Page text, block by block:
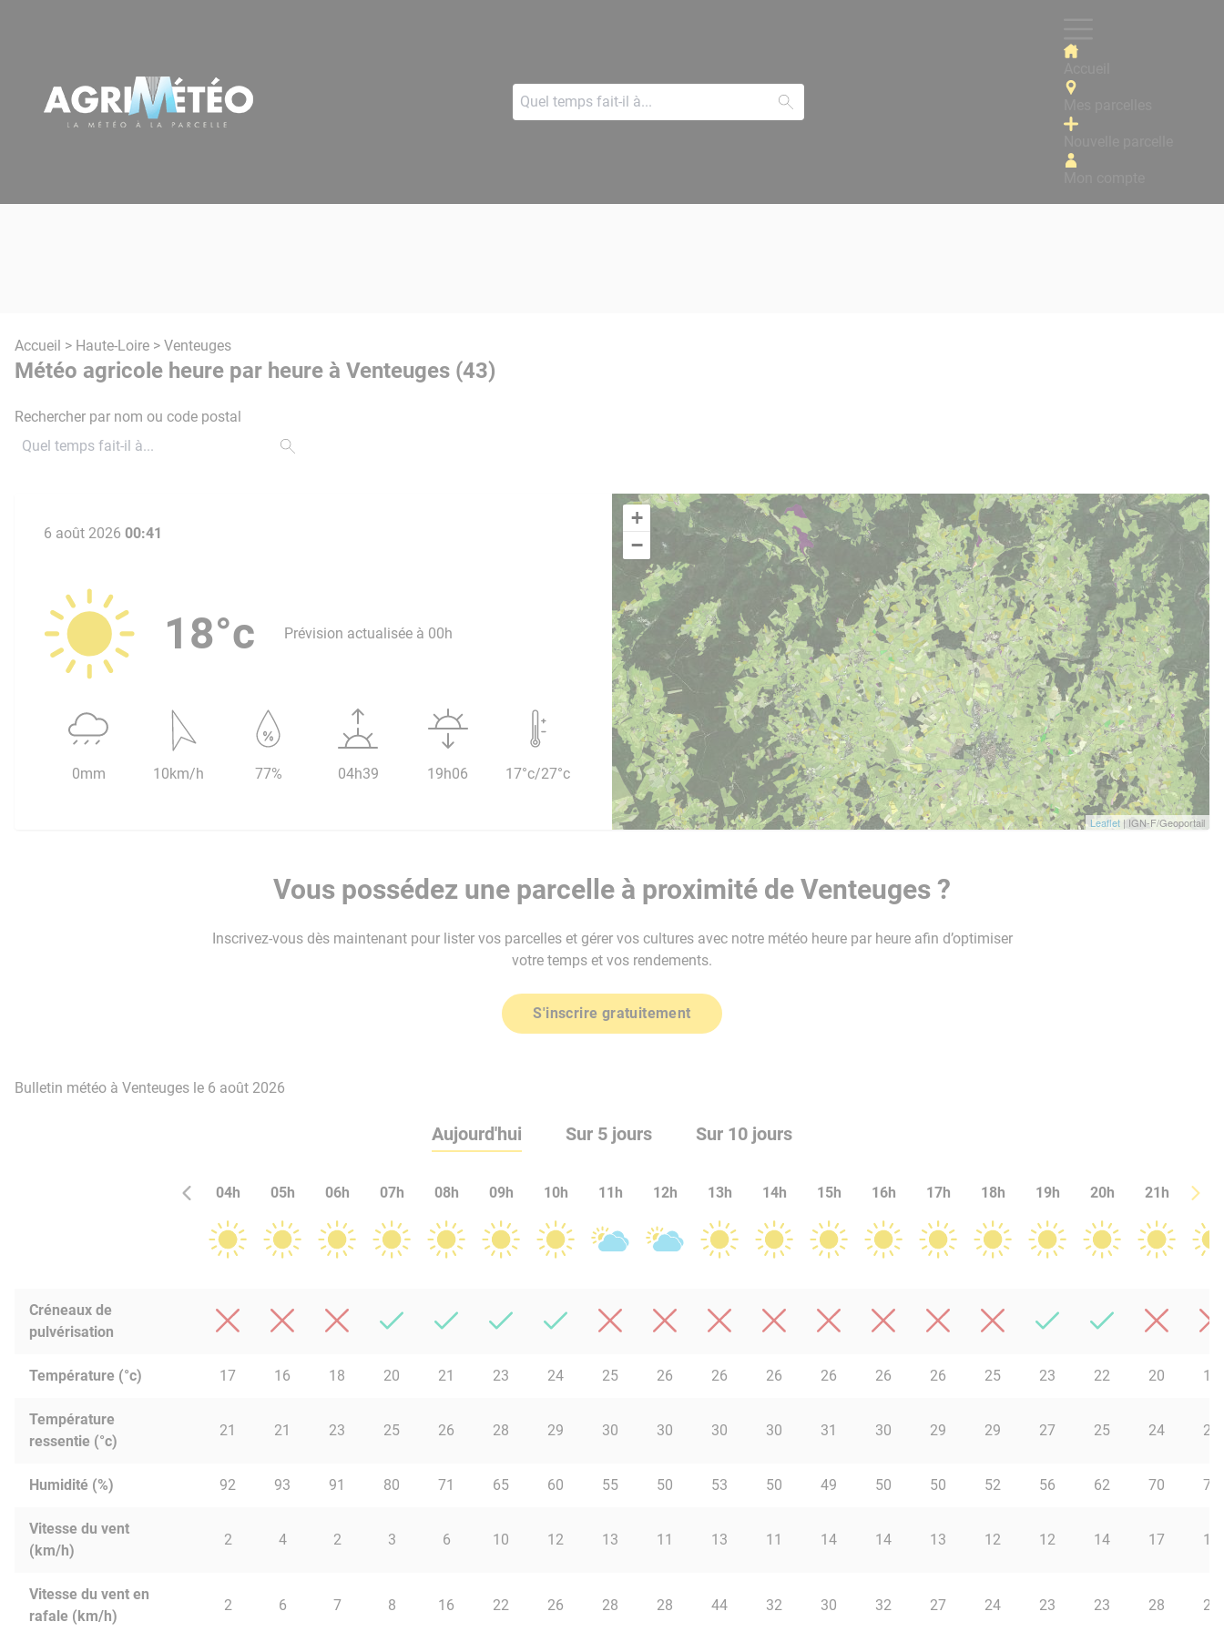
Accueil > Haute-Loire > Venteuges
Météo agricole heure par heure à Venteuges (43)
Rechercher par nom ou code postal
+
−
Leaflet | IGN-F/Geoportail
6 août 2026 00:41
18°c Prévision actualisée à 00h
0mm 10km/h 77% 04h39 19h06 17°c/27°c
Vous possédez une parcelle à proximité de Venteuges ?
Inscrivez-vous dès maintenant pour lister vos parcelles et gérer vos cultures avec notre météo heure par heure afin d’optimiser
votre temps et vos rendements.
S'inscrire gratuitement
Bulletin météo à Venteuges le 6 août 2026
Aujourd'hui Sur 5 jours Sur 10 jours
04h 05h 06h 07h 08h 09h 10h 11h 12h 13h 14h 15h 16h 17h 18h 19h 20h 21h 22h
Créneaux de
pulvérisation
Température (°c) 17 16 18 20 21 23 24 25 26 26 26 26 26 26 25 23 22 20 19
Température
ressentie (°c)
21 21 23 25 26 28 29 30 30 30 30 31 30 29 29 27 25 24 23
Humidité (%) 92 93 91 80 71 65 60 55 50 53 50 49 50 50 52 56 62 70 74
Vitesse du vent
(km/h)
2 4 2 3 6 10 12 13 11 13 11 14 14 13 12 12 14 17 16
Vitesse du vent en
rafale (km/h)
2 6 7 8 16 22 26 28 28 44 32 30 32 27 24 23 23 28 29